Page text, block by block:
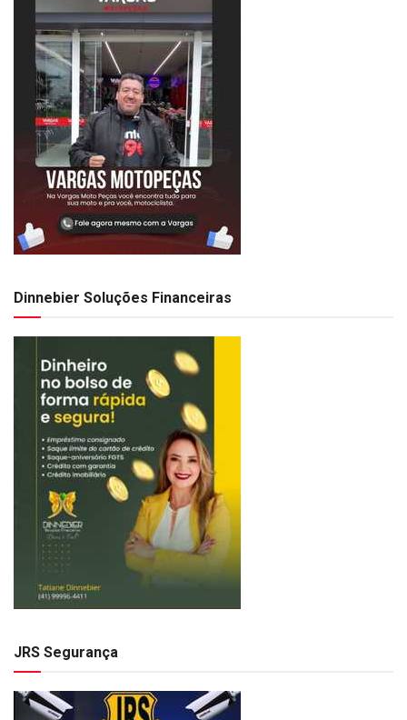
Dinnebier Soluções Financeiras
JRS Segurança